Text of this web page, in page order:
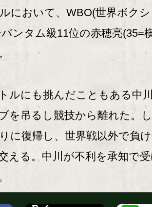
において、WBO(世界ボク
ンタム級11位の赤穂亮(35=
ルにも挑んだこともある中
を吊るし競技から離れた。
に復帰し、世界戦以外で負
える。中川が不利を承知で